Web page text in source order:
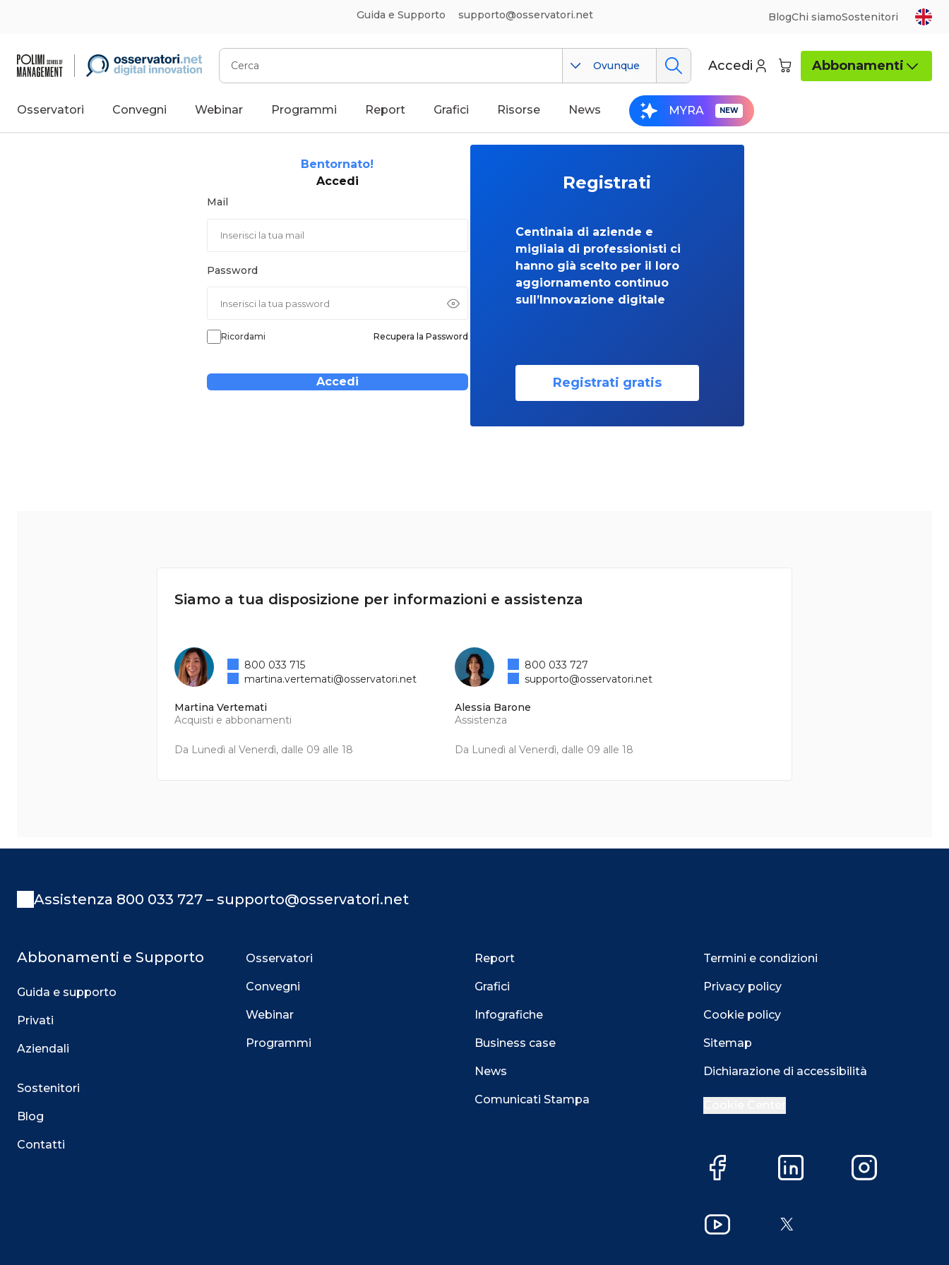
Guida e Supporto supporto@osservatori.net BlogChi siamoSostenitori
Cerca
Ovunque Accedi Abbonamenti
Osservatori Convegni Webinar Programmi Report Grafici Risorse News MYRA
Bentornato!
Accedi
Mail
Password
Ricordami Recupera la Password
Accedi
Registrati
Centinaia di aziende e
migliaia di professionisti ci
hanno già scelto per il loro
aggiornamento continuo
sull’Innovazione digitale
Registrati gratis
Siamo a tua disposizione per informazioni e assistenza
Martina Vertemati
Acquisti e abbonamenti
Da Lunedì al Venerdì, dalle 09 alle 18
800 033 715
martina.vertemati@osservatori.net
Alessia Barone
Assistenza
Da Lunedì al Venerdì, dalle 09 alle 18
800 033 727
supporto@osservatori.net
Assistenza 800 033 727 – supporto@osservatori.net
Abbonamenti e Supporto
Guida e supporto
Privati
Aziendali
Sostenitori
Blog
Contatti
Osservatori
Convegni
Webinar
Programmi
Report
Grafici
Infografiche
Business case
News
Comunicati Stampa
Termini e condizioni
Privacy policy
Cookie policy
Sitemap
Dichiarazione di accessibilità
Facebook LinkedIn Instagram
YouTube X
Accetta Più opzioni